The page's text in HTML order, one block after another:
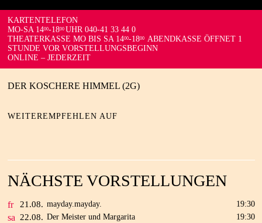
KARTENTELEFON
MO-SA 1400-1800 UHR 040-41 33 44 0
THEATERKASSE MO BIS SA 1400-1800 ABENDKASSE ÖFFNET 1
STUNDE VOR VORSTELLUNGSBEGINN
ONLINE – JEDERZEIT
DER KOSCHERE HIMMEL (2G)
WEITEREMPFEHLEN AUF
NÄCHSTE VORSTELLUNGEN
fr 21.08. mayday.mayday. 19:30
sa 22.08. Der Meister und Margarita 19:30